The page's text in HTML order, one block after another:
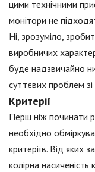
цими технічними
монітори не
Ні, зрозуміло,
виробничих
буде надзвичайно
суттєвих проблем
Критерії
Перш ніж починати
необхідно
критеріїв. Від яких
колірна